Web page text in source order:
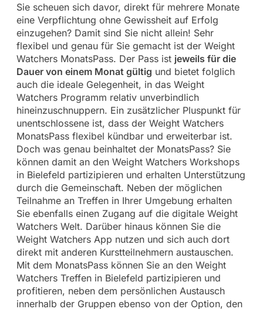
Sie scheuen sich davor, direkt für mehrere Monate
eine Verpflichtung ohne Gewissheit auf Erfolg
einzugehen? Damit sind Sie nicht allein! Sehr
flexibel und genau für Sie gemacht ist der Weight
Watchers MonatsPass. Der Pass ist jeweils für die
Dauer von einem Monat gültig und bietet folglich
auch die ideale Gelegenheit, in das Weight
Watchers Programm relativ unverbindlich
hineinzuschnuppern. Ein zusätzlicher Pluspunkt für
unentschlossene ist, dass der Weight Watchers
MonatsPass flexibel kündbar und erweiterbar ist.
Doch was genau beinhaltet der MonatsPass? Sie
können damit an den Weight Watchers Workshops
in Bielefeld partizipieren und erhalten Unterstützung
durch die Gemeinschaft. Neben der möglichen
Teilnahme an Treffen in Ihrer Umgebung erhalten
Sie ebenfalls einen Zugang auf die digitale Weight
Watchers Welt. Darüber hinaus können Sie die
Weight Watchers App nutzen und sich auch dort
direkt mit anderen Kurstteilnehmern austauschen.
Mit dem MonatsPass können Sie an den Weight
Watchers Treffen in Bielefeld partizipieren und
profitieren, neben dem persönlichen Austausch
innerhalb der Gruppen ebenso von der Option, den